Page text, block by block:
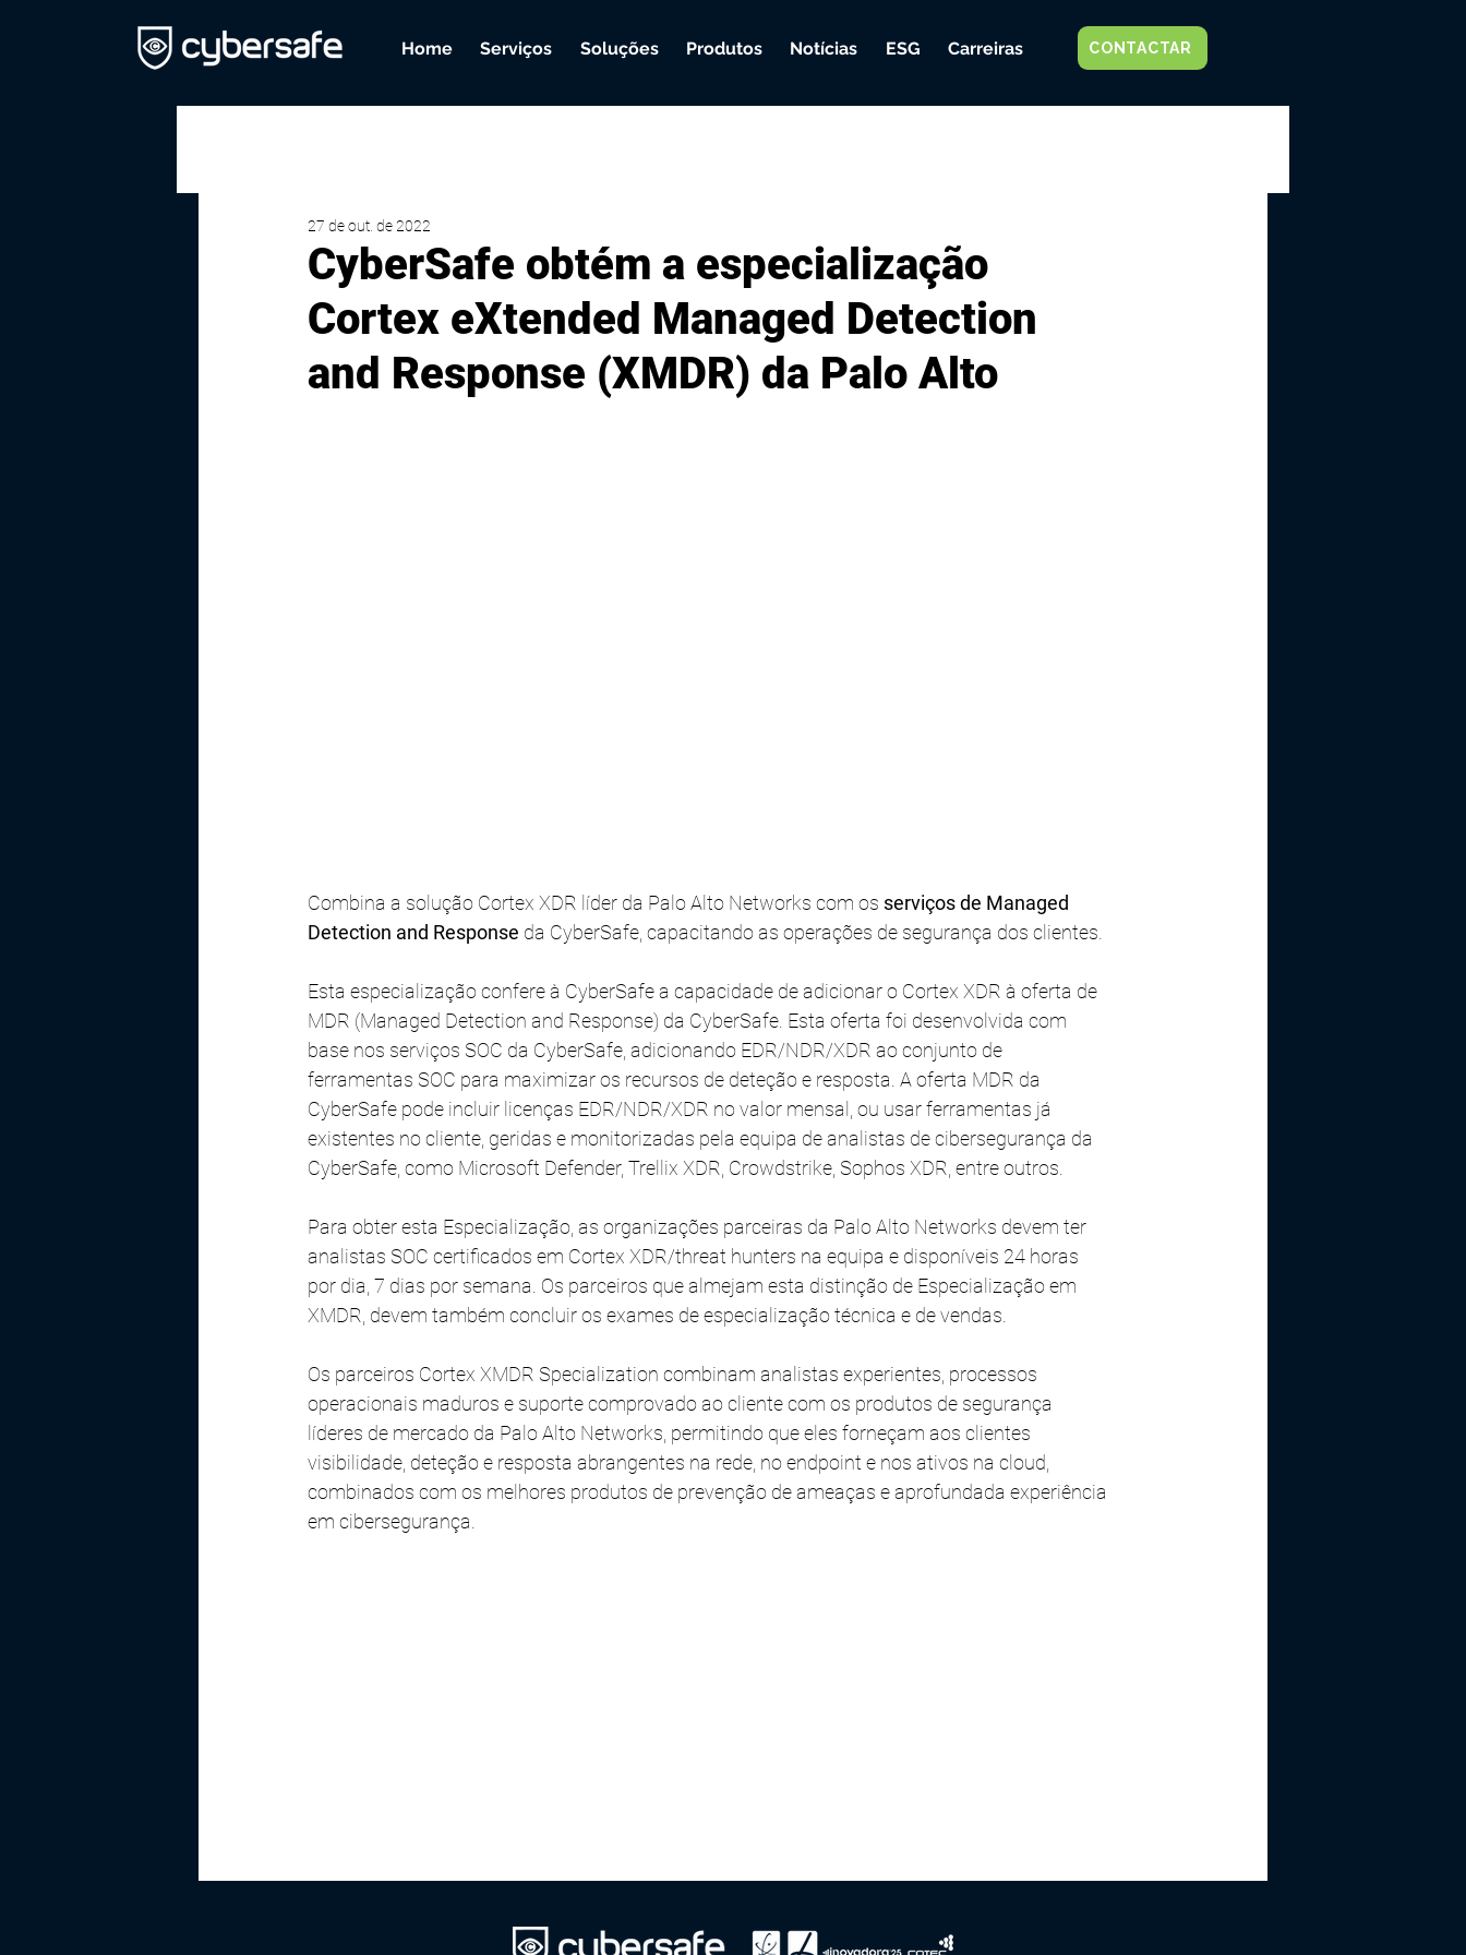
Home Serviços Soluções Produtos Notícias ESG Carreiras CONTACTAR
CyberSafe obtém a especialização
Cortex eXtended Managed Detection
and Response (XMDR) da Palo Alto
27 de out. de 2022
Combina a solução Cortex XDR líder da Palo Alto Networks com os serviços de Managed
Detection and Response da CyberSafe, capacitando as operações de segurança dos clientes.
Esta especialização confere à CyberSafe a capacidade de adicionar o Cortex XDR à oferta de
MDR (Managed Detection and Response) da CyberSafe. Esta oferta foi desenvolvida com
base nos serviços SOC da CyberSafe, adicionando EDR/NDR/XDR ao conjunto de
ferramentas SOC para maximizar os recursos de deteção e resposta. A oferta MDR da
CyberSafe pode incluir licenças EDR/NDR/XDR no valor mensal, ou usar ferramentas já
existentes no cliente, geridas e monitorizadas pela equipa de analistas de cibersegurança da
CyberSafe, como Microsoft Defender, Trellix XDR, Crowdstrike, Sophos XDR, entre outros.
Para obter esta Especialização, as organizações parceiras da Palo Alto Networks devem ter
analistas SOC certificados em Cortex XDR/threat hunters na equipa e disponíveis 24 horas
por dia, 7 dias por semana. Os parceiros que almejam esta distinção de Especialização em
XMDR, devem também concluir os exames de especialização técnica e de vendas.
Os parceiros Cortex XMDR Specialization combinam analistas experientes, processos
operacionais maduros e suporte comprovado ao cliente com os produtos de segurança
líderes de mercado da Palo Alto Networks, permitindo que eles forneçam aos clientes
visibilidade, deteção e resposta abrangentes na rede, no endpoint e nos ativos na cloud,
combinados com os melhores produtos de prevenção de ameaças e aprofundada experiência
em cibersegurança.